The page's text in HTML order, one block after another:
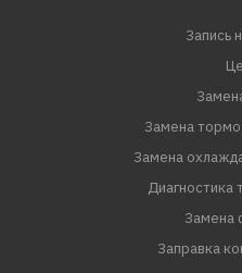
Запись
Замена
Замена
Диагностика
Замена
Заправка